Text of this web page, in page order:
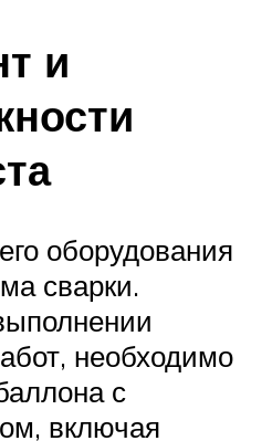
и
оборудования
сварки.
необходимо
с
включая